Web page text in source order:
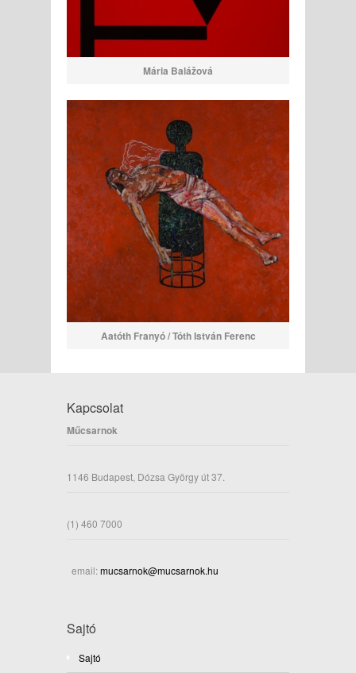
Mária Balážová
Aatóth Franyó / Tóth István Ferenc
Kapcsolat
Műcsarnok
1146 Budapest, Dózsa György út 37.
(1) 460 7000
email:mucsarnok@mucsarnok.hu
Sajtó
Sajtó